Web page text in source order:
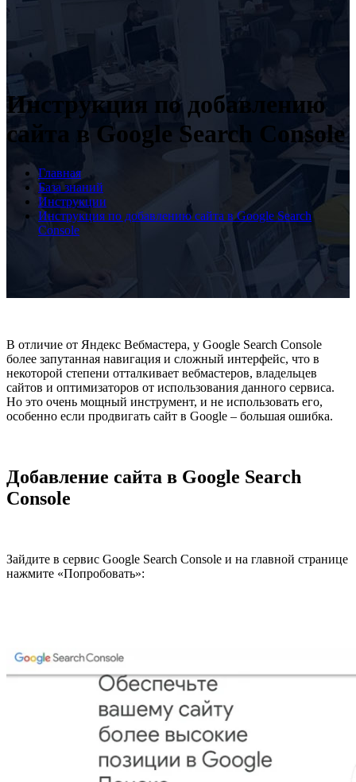
Инструкция по добавлению
сайта в Google Search Console
Главная
База знаний
Инструкции
Инструкция по добавлению сайта в Google Search
Console
В отличие от Яндекс Вебмастера, у Google Search Console
более запутанная навигация и сложный интерфейс, что в
некоторой степени отталкивает вебмастеров, владельцев
сайтов и оптимизаторов от использования данного сервиса.
Но это очень мощный инструмент, и не использовать его,
особенно если продвигать сайт в Google – большая ошибка.
Добавление сайта в Google Search
Console
Зайдите в сервис Google Search Console и на главной странице
нажмите «Попробовать»: